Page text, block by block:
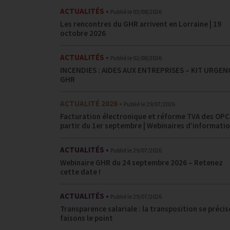
ACTUALITÉS Publié le 03/08/2026
Les rencontres du GHR arrivent en Lorraine | 19
octobre 2026
ACTUALITÉS Publié le 02/08/2026
INCENDIES : AIDES AUX ENTREPRISES – KIT
GHR
ACTUALITÉ 2026 Publié le 29/07/2026
Facturation électronique et réforme TVA des
partir du 1er septembre | Webinaires
ACTUALITÉS Publié le 29/07/2026
Webinaire GHR du 24 septembre 2026 – Retenez
cette date !
ACTUALITÉS Publié le 29/07/2026
Transparence salariale : la transposition se
faisons le point